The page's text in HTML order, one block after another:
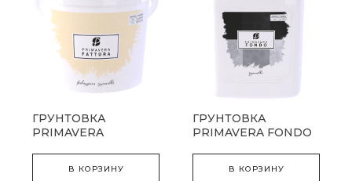
ГРУНТОВКА
PRIMAVERA
В КОРЗИНУ
ГРУНТОВКА
PRIMAVERA FONDO
В КОРЗИНУ